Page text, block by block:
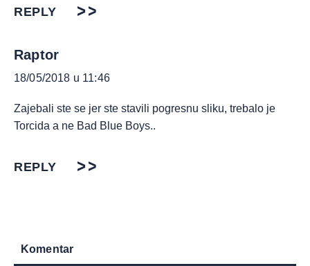
REPLY
Raptor
18/05/2018 u 11:46
Zajebali ste se jer ste stavili pogresnu sliku, trebalo je
Torcida a ne Bad Blue Boys..
REPLY
Komentar